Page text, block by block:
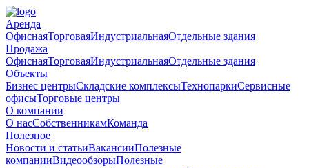
Аренда
ОфиснаяТорговаяИндустриальнаяОтдельные здания
Продажа
ОфиснаяТорговаяИндустриальнаяОтдельные здания
Объекты
Бизнес центрыСкладские комплексыТехнопаркиСервисные
офисыТорговые центры
О компании
О насСобственникамКоманда
Полезное
Новости и статьиВакансииПолезные
компанииВидеообзорыПолезные